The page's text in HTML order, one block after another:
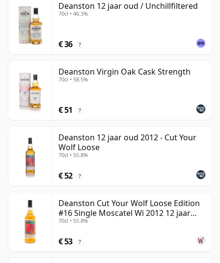
Deanston 12 jaar oud / Unchillfiltered
70cl • 46.3%
€ 36 ?
Deanston Virgin Oak Cask Strength
70cl • 58.5%
€ 51 ?
Deanston 12 jaar oud 2012 - Cut Your
Wolf Loose
70cl • 55.8%
€ 52 ?
Deanston Cut Your Wolf Loose Edition
#16 Single Moscatel Wi 2012 12 jaar
oud
70cl • 55.8%
€ 53 ?